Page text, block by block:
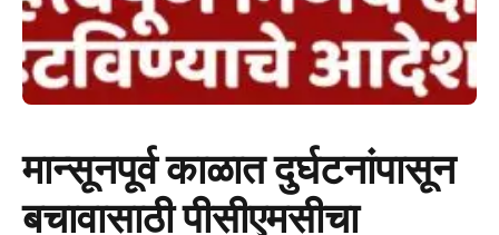
मान्सूनपूर्व काळात दुर्घटनांपासून
बचावासाठी पीसीएमसीचा